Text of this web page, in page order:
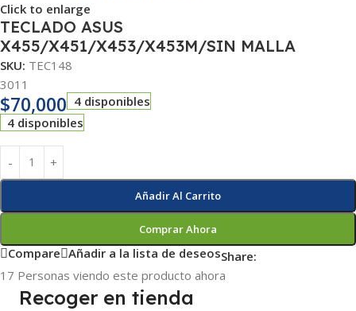
Click to enlarge
TECLADO ASUS
X455/X451/X453/X453M/SIN MALLA
SKU: TEC148
3011
$70,000 4 disponibles
4 disponibles
Añadir Al Carrito
Comprar Ahora
Compare Añadir a la lista de deseosShare:
17 Personas viendo este producto ahora
Recoger en tienda